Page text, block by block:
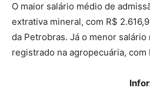
O maior salário médio de
extrativa mineral, com R$
da Petrobras. Já o menor
registrado na agropecuária, com